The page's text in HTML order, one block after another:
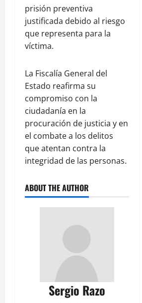
prisión preventiva
justificada debido al riesgo
que representa para la
víctima.
La Fiscalía General del
Estado reafirma su
compromiso con la
ciudadanía en la
procuración de justicia y en
el combate a los delitos
que atentan contra la
integridad de las personas.
ABOUT THE AUTHOR
Sergio Razo